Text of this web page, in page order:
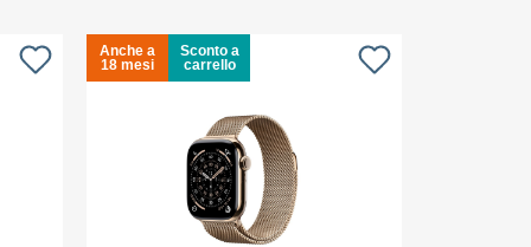
Anche a
18 mesi
Sconto a
carrello